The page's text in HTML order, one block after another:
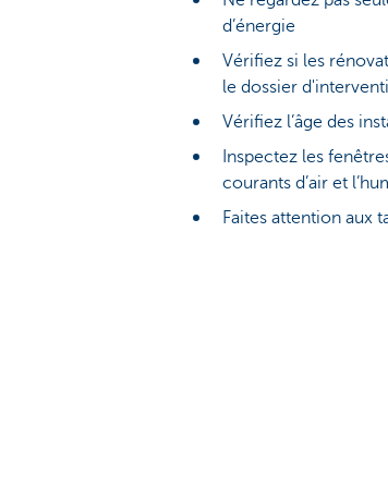
d’énergie
Vérifiez si les
le dossier
Vérifiez l’âge des
Inspectez les
courants d’air et
Faites attention aux